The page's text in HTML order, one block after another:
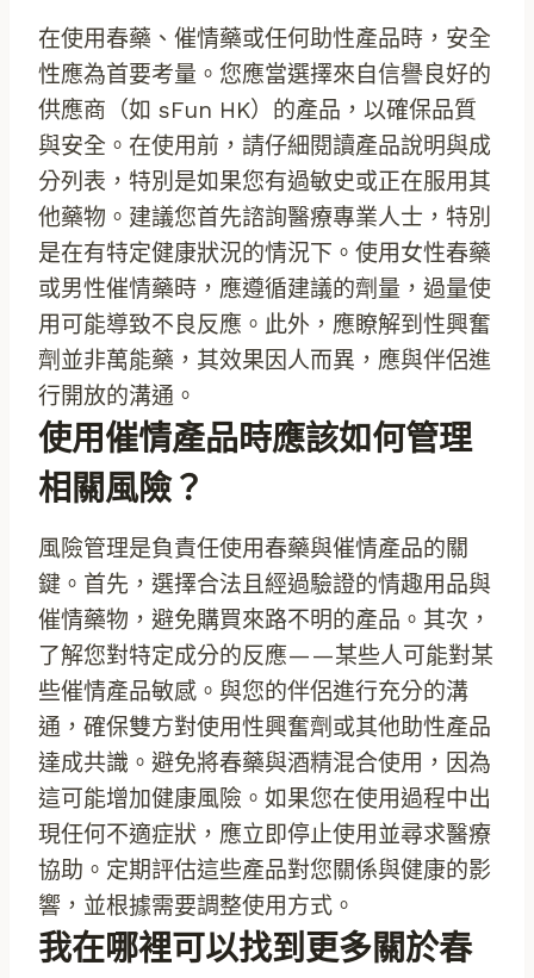
在使用春藥、催情藥或任何助性產品時，安全
性應為首要考量。您應當選擇來自信譽良好的
供應商（如 sFun HK）的產品，以確保品質
與安全。在使用前，請仔細閱讀產品說明與成
分列表，特別是如果您有過敏史或正在服用其
他藥物。建議您首先諮詢醫療專業人士，特別
是在有特定健康狀況的情況下。使用女性春藥
或男性催情藥時，應遵循建議的劑量，過量使
用可能導致不良反應。此外，應瞭解到性興奮
劑並非萬能藥，其效果因人而異，應與伴侶進
行開放的溝通。
使用催情產品時應該如何管理
相關風險？
風險管理是負責任使用春藥與催情產品的關
鍵。首先，選擇合法且經過驗證的情趣用品與
催情藥物，避免購買來路不明的產品。其次，
了解您對特定成分的反應——某些人可能對某
些催情產品敏感。與您的伴侶進行充分的溝
通，確保雙方對使用性興奮劑或其他助性產品
達成共識。避免將春藥與酒精混合使用，因為
這可能增加健康風險。如果您在使用過程中出
現任何不適症狀，應立即停止使用並尋求醫療
協助。定期評估這些產品對您關係與健康的影
響，並根據需要調整使用方式。
我在哪裡可以找到更多關於春